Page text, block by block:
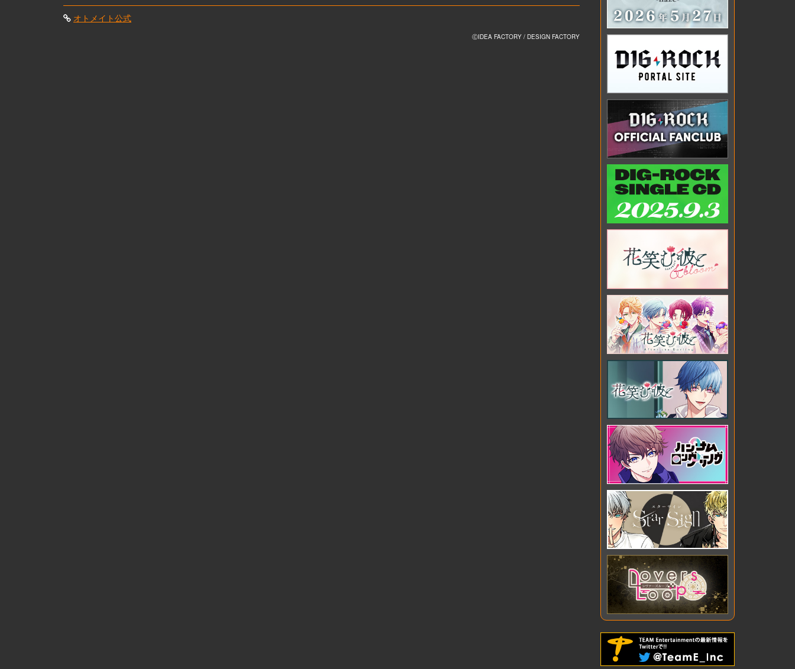
オトメイト公式
ⒸIDEA FACTORY / DESIGN FACTORY